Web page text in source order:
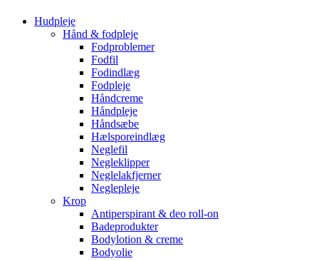
Hudpleje
Hånd & fodpleje
Fodproblemer
Fodfil
Fodindlæg
Fodpleje
Håndcreme
Håndpleje
Håndsæbe
Hælsporeindlæg
Neglefil
Negleklipper
Neglelakfjerner
Neglepleje
Krop
Antiperspirant & deo roll-on
Badeprodukter
Bodylotion & creme
Bodyolie